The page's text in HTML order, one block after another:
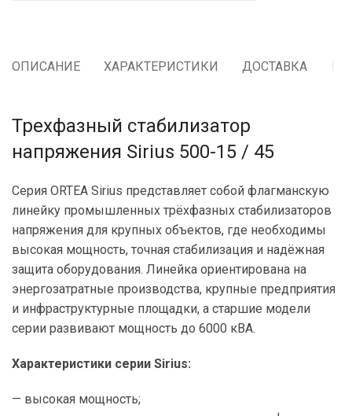
ОПИСАНИЕ ХАРАКТЕРИСТИКИ ДОСТАВКА
Трехфазный стабилизатор
напряжения Sirius 500-15 / 45
Серия ORTEA Sirius представляет собой флагманскую
линейку промышленных трёхфазных стабилизаторов
напряжения для крупных объектов, где необходимы
высокая мощность, точная стабилизация и надёжная
защита оборудования. Линейка ориентирована на
энергозатратные производства, крупные предприятия
и инфраструктурные площадки, а старшие модели
серии развивают мощность до 6000 кВА.
Характеристики серии Sirius:
— высокая мощность;